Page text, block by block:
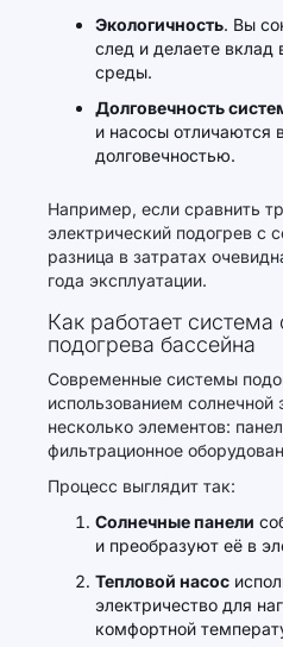
Экологичность. Вы
след и делаете
среды.
Долговечность
и насосы отличаются
долговечностью.
Например, если сравнить
электрический подогрев с
разница в затратах
года эксплуатации.
Как работает система
подогрева бассейна
Современные системы
использованием
несколько элементов:
фильтрационное
Процесс выглядит так:
Солнечные панели
и преобразуют её в
Тепловой насос
электричество для
комфортной